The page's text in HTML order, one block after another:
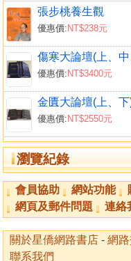
張步桃養生觀
優惠價: NT$238元
傷寒大論壇(上、
優惠價: NT$3400元
金匱大論壇(上、
優惠價: NT$2550元
瀏覽紀錄
會員協助 網站功能
網頁及郵件問題
連絡
關於星僑網路書店 - 網
聯系我們